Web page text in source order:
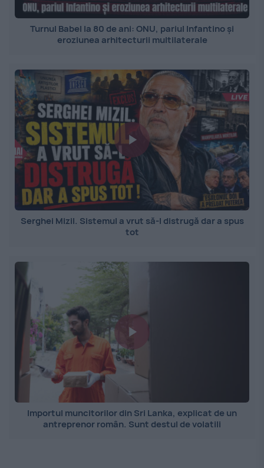
Turnul Babel la 80 de ani: ONU, pariul Infantino și
eroziunea arhitecturii multilaterale
Serghei Mizil. Sistemul a vrut să-l distrugă dar a spus
tot
Importul muncitorilor din Sri Lanka, explicat de un
antreprenor român. Sunt destul de volatili